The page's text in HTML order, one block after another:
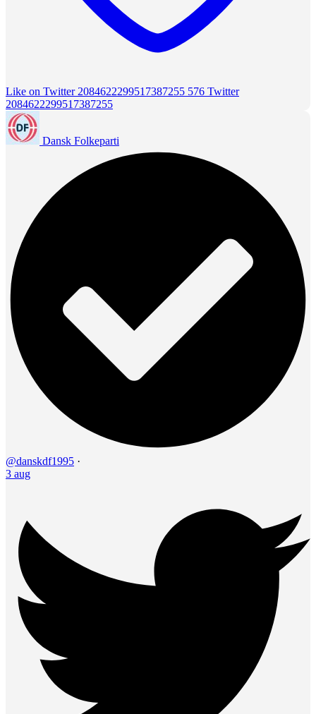
Like on Twitter 2084622299517387255 576 Twitter
2084622299517387255
Dansk Folkeparti
@danskdf1995 ·
3 aug